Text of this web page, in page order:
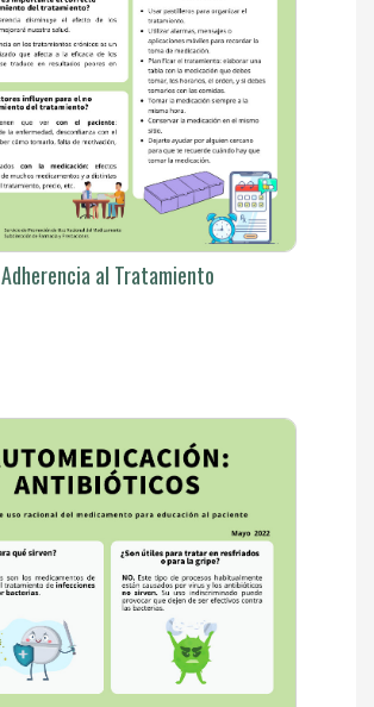
Adherencia al Tratamiento